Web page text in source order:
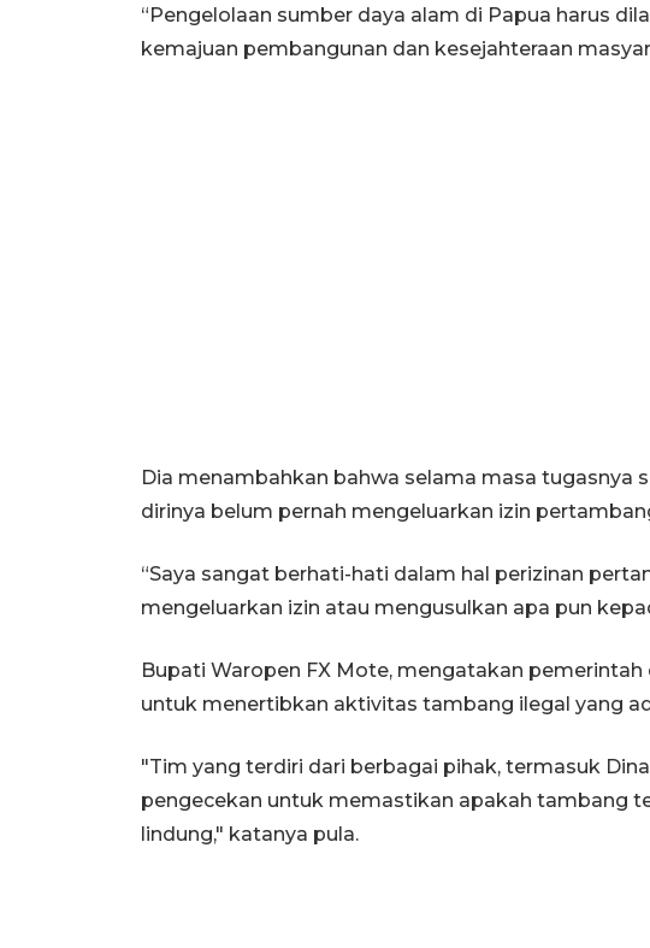
“Pengelolaan sumber daya alam di Papua harus
kemajuan pembangunan dan kesejahteraan
Dia menambahkan bahwa selama masa tugasnya
dirinya belum pernah mengeluarkan izin
“Saya sangat berhati-hati dalam hal perizinan
mengeluarkan izin atau mengusulkan apa pun
Bupati Waropen FX Mote, mengatakan
untuk menertibkan aktivitas tambang ilegal yang
"Tim yang terdiri dari berbagai pihak, termasuk
pengecekan untuk memastikan apakah tambang
lindung," katanya pula.